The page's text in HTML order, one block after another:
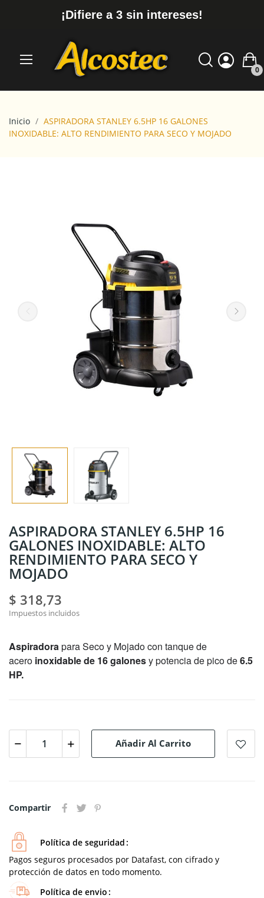
¡Difiere a 3 sin intereses!
0
Inicio
ASPIRADORA STANLEY 6.5HP 16 GALONES
INOXIDABLE: ALTO RENDIMIENTO PARA SECO Y MOJADO
ASPIRADORA STANLEY 6.5HP 16
GALONES INOXIDABLE: ALTO
RENDIMIENTO PARA SECO Y
MOJADO
$ 318,73
Impuestos incluidos
Aspiradorapara Seco y Mojado con tanque de
acero inoxidable de 16 galonesy potencia de pico de6.5
HP.
Añadir Al Carrito
Compartir
Política de seguridad
Pagos seguros procesados por Datafast, con cifrado y
protección de datos en todo momento.
Política de envio